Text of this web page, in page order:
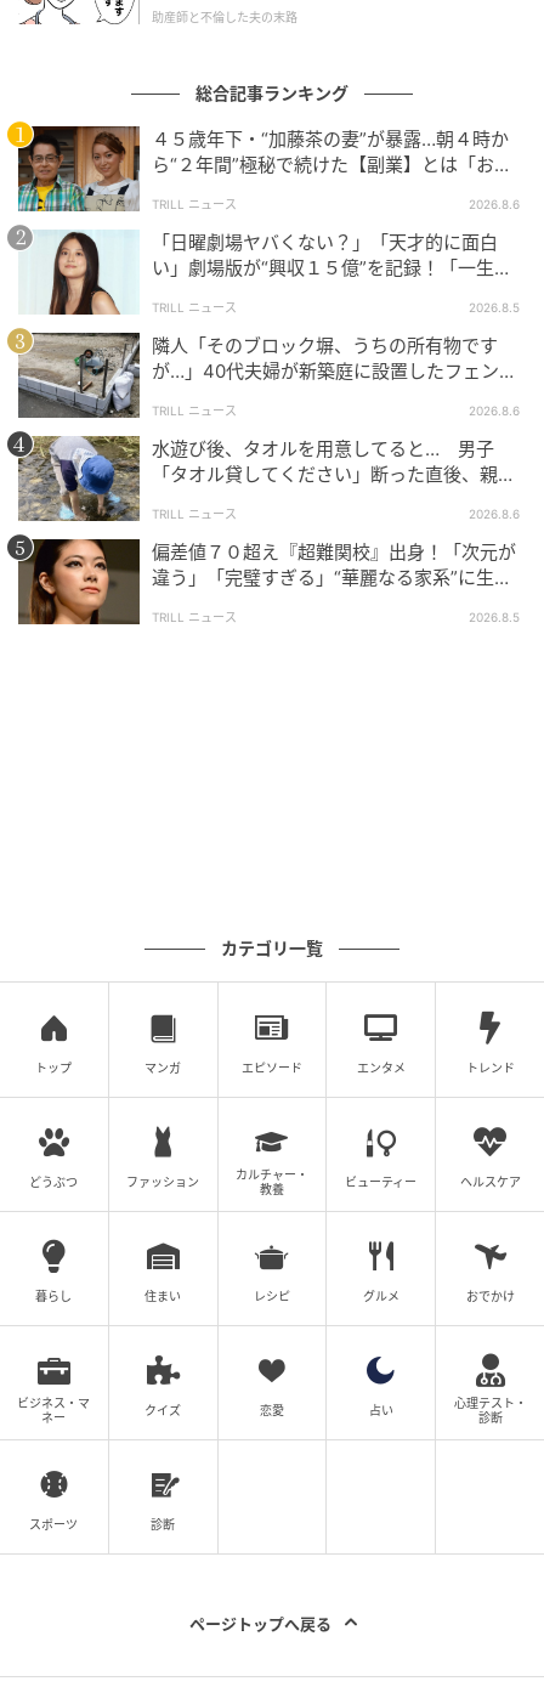
育児を通して見えたのは、価値観の一致よりも大切な
ものがあるということでした。
趣味や性格が違っていても、同じ方向を向いて頑張れ
る相手なら大丈夫。無理に相手を変えようとするので
はなく、それぞれの強みを活かし合うことで、私たち
は少しずつ“最強チーム”になれたのだと思います。
著者：近藤みみ／30代女性・大阪府在住。福祉職とし
て勤務。趣味はスポーツ観戦で、特にバレーボールや
春高バレーが好き。
イラスト：sawawa
※ベビーカレンダーが独自に実施したアンケートで集
めた読者様の体験談をもとに記事化しています（回答
時期：2026年2月）
ムーンカレンダー編集室では、女性の体を知って、毎
ベビーカレンダー
ベビーカレンダーは妊娠・出産・育児の情報サイト
です。みんなのクチコミや体験談から産婦人科検
索、おでかけ情報、離乳食レシピまで。月間利用者1
000万人以上。
作品をもっとみる
の記事をもっとみる
助産師と不倫した夫の末路
総合記事ランキング
４５歳年下・“加藤茶の妻”が暴露…朝４時か
ら“２年間”極秘で続けた【副業】とは「お金
TRILL ニュース 2026.8.6
「日曜劇場ヤバくない？」「天才的に面白
い」劇場版が“興収１５億”を記録！「一生言
TRILL ニュース 2026.8.5
隣人「そのブロック塀、うちの所有物です
が…」40代夫婦が新築庭に設置したフェン
TRILL ニュース 2026.8.6
水遊び後、タオルを用意してると… 男子
「タオル貸してください」断った直後、親が
TRILL ニュース 2026.8.6
偏差値７０超え『超難関校』出身！「次元が
違う」「完璧すぎる」“華麗なる家系”に生ま
TRILL ニュース 2026.8.5
カテゴリ一覧
トップ マンガ エピソード エンタメ トレンド
どうぶつ ファッション
カルチャー・
教養
ビューティー ヘルスケア
暮らし 住まい レシピ グルメ おでかけ
ビジネス・マ
ネー
クイズ 恋愛 占い
心理テスト・
診断
スポーツ 診断
ページトップへ戻る